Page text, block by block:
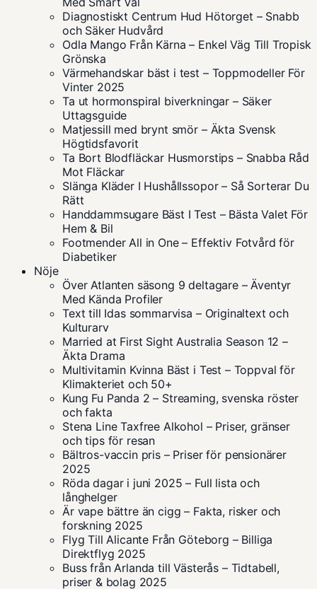
Diagnostiskt Centrum Hud Hötorget – Snabb
och Säker Hudvård
Odla Mango Från Kärna – Enkel Väg Till Tropisk
Grönska
Värmehandskar bäst i test – Toppmodeller För
Vinter 2025
Ta ut hormonspiral biverkningar – Säker
Uttagsguide
Matjessill med brynt smör – Äkta Svensk
Högtidsfavorit
Ta Bort Blodfläckar Husmorstips – Snabba Råd
Mot Fläckar
Slänga Kläder I Hushållssopor – Så Sorterar Du
Rätt
Handdammsugare Bäst I Test – Bästa Valet För
Hem & Bil
Footmender All in One – Effektiv Fotvård för
Diabetiker
Nöje
Över Atlanten säsong 9 deltagare – Äventyr
Med Kända Profiler
Text till Idas sommarvisa – Originaltext och
Kulturarv
Married at First Sight Australia Season 12 –
Äkta Drama
Multivitamin Kvinna Bäst i Test – Toppval för
Klimakteriet och 50+
Kung Fu Panda 2 – Streaming, svenska röster
och fakta
Stena Line Taxfree Alkohol – Priser, gränser
och tips för resan
Bältros-vaccin pris – Priser för pensionärer
2025
Röda dagar i juni 2025 – Full lista och
långhelger
Är vape bättre än cigg – Fakta, risker och
forskning 2025
Flyg Till Alicante Från Göteborg – Billiga
Direktflyg 2025
Buss från Arlanda till Västerås – Tidtabell,
priser & bolag 2025